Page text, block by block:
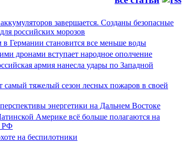
завершается. Созданы безопасные
российских морозов
Германии становится все меньше воды
дронами вступает народное ополчение
армия нанесла удары по Западной
самый тяжелый сезон лесных пожаров в своей
энергетики на Дальнем Востоке
Америке всё больше полагаются на
РФ
на беспилотники